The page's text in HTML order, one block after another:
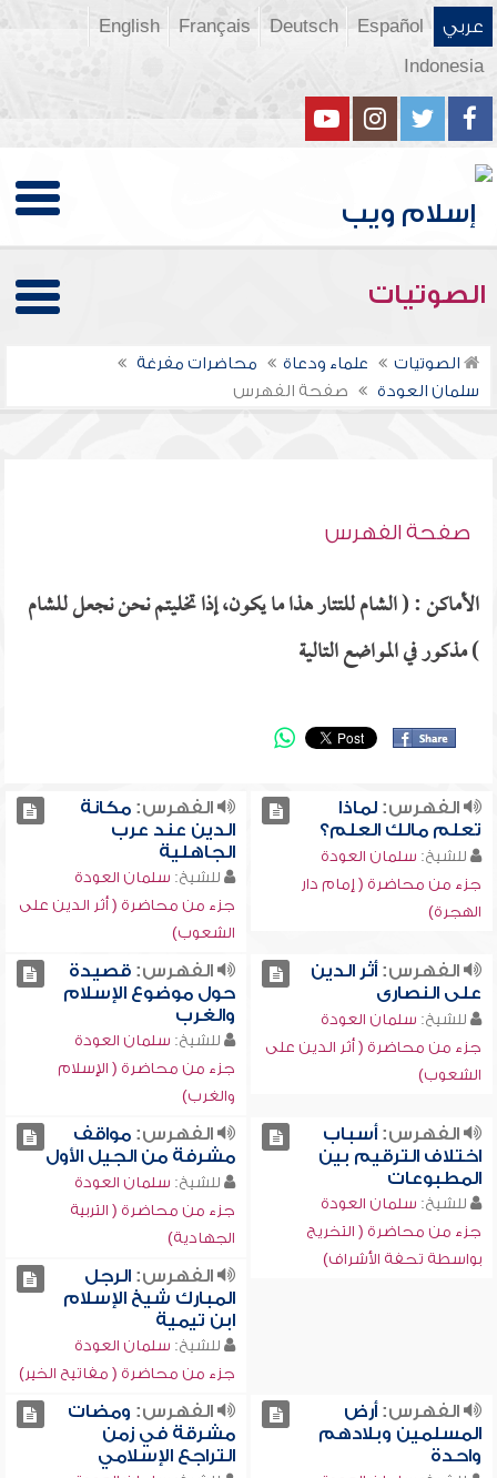
عربي Español
Deutsch
Français
English
Indonesia
الصوتيات
الصوتيات علماء ودعاة
محاضرات مفرغة
سلمان العودة
صفحة الفهرس
صفحة الفهرس
الأماكن : ( الشام للتتار هذا ما يكون، إذا تخليتم نحن نجعل للشام
) مذكور في المواضع التالية
الفهرس:لماذا
تعلم مالك العلم؟
للشيخ: سلمان العودة
جزء من محاضرة ( إمام دار
الهجرة)
الفهرس:مكانة
الدين عند عرب
الجاهلية
للشيخ: سلمان العودة
جزء من محاضرة ( أثر الدين على
الشعوب)
الفهرس:أثر الدين
على النصارى
للشيخ: سلمان العودة
جزء من محاضرة ( أثر الدين على
الشعوب)
الفهرس:قصيدة
حول موضوع الإسلام
والغرب
للشيخ: سلمان العودة
جزء من محاضرة ( الإسلام
والغرب)
الفهرس:أسباب
اختلاف الترقيم بين
المطبوعات
للشيخ: سلمان العودة
جزء من محاضرة ( التخريج
بواسطة تحفة الأشراف)
الفهرس:مواقف
مشرفة من الجيل الأول
للشيخ: سلمان العودة
جزء من محاضرة ( التربية
الجهادية)
الفهرس:الرجل
المبارك شيخ الإسلام
ابن تيمية
للشيخ: سلمان العودة
جزء من محاضرة ( مفاتيح الخير)
الفهرس:أرض
المسلمين وبلادهم
واحدة
الفهرس: ومضات
مشرقة في زمن
التراجع الإسلامي